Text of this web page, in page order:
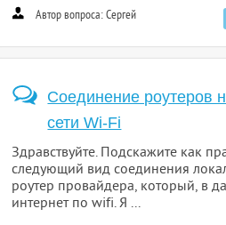
Автор вопроса: Сергей
Соединение роутеров
сети Wi-Fi
Здравствуйте. Подскажите как
следующий вид соединения
роутер провайдера, который, в
интернет по wifi. Я ...